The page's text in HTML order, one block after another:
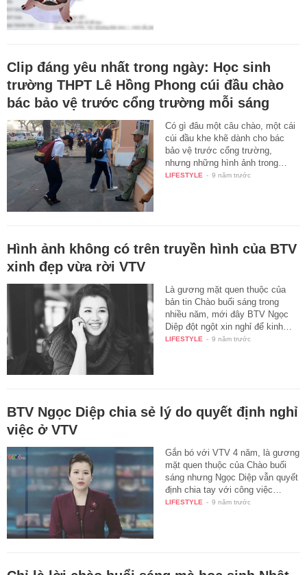
Clip đáng yêu nhất trong ngày: Học sinh
trường THPT Lê Hồng Phong cúi đầu chào
bác bảo vệ trước cổng trường mỗi sáng
Có gì đâu một câu chào, một cái
cúi đầu khe khẽ dành cho bác
bảo vệ trước cổng trường,
nhưng những hình ảnh trong…
LIFESTYLE - 9 năm trước
Hình ảnh không có trên truyền hình của BTV
xinh đẹp vừa rời VTV
Là gương mặt quen thuộc của
bản tin Chào buổi sáng trong
nhiều năm, mới đây BTV Ngọc
Diệp đột ngột xin nghỉ để kinh…
LIFESTYLE - 9 năm trước
BTV Ngọc Diệp chia sẻ lý do quyết định nghỉ
việc ở VTV
Gắn bó với VTV 4 năm, là gương
mặt quen thuộc của Chào buổi
sáng nhưng Ngọc Diệp vẫn quyết
định chia tay với công việc…
LIFESTYLE - 9 năm trước